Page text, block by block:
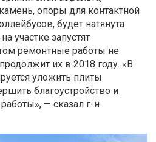
опоры для контактной
будет натянута
участке запустят
ремонтные работы не
их в 2018 году. «В
уложить плиты
благоустройство и
, — сказал г-н